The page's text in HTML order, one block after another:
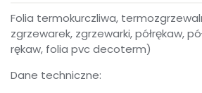
Folia termokurczliwa,
zgrzewarek, zgrzewarki, półrękaw,
rękaw, folia pvc decoterm)
Dane techniczne: